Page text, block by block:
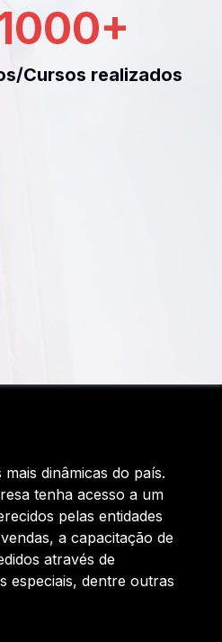
+
Cursos realizados
dinâmicas do país.
tenha acesso a um
pelas entidades
a capacitação de
através de
especiais, dentre outras